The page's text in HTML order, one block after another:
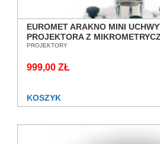
EUROMET ARAKNO MINI
PROJEKTORA Z
POCHYLENIA SALON POZNAŃ
PROJEKTORY
999,00 ZŁ
KOSZYK